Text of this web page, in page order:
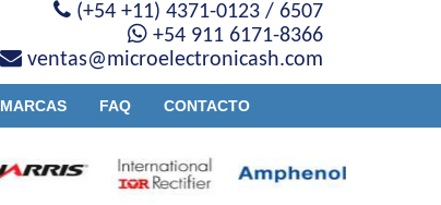
MARCAS FAQ CONTACTO
(+54 +11) 4371-0123 / 6507
+54 911 6171-8366
ventas@microelectronicash.com